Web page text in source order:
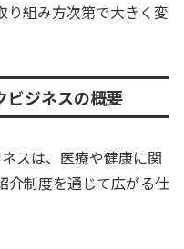
り組み方次第で大きく変
ビジネスの概要
スは、医療や健康に関
介制度を通じて広がる仕